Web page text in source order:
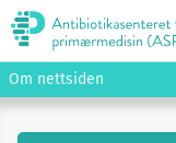
Om nettsiden